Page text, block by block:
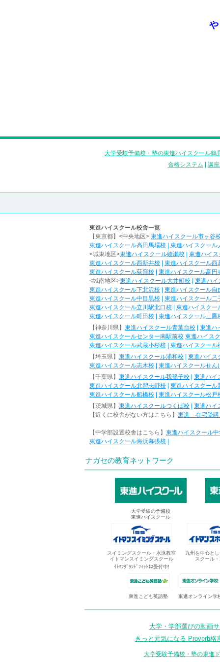
大学受験予備校・塾の東進ハイスクール鶴
合格システム
講
東進ハイスクール校舎一覧
【東京都】<中央地区> 東進ハイスクール市ヶ谷
東進ハイスクール高田馬場校
東進ハイスクール
<城東地区>東進ハイスクール綾瀬校
東進ハイ
東進ハイスクール西新井校
東進ハイスクール西
東進ハイスクール荻窪校
東進ハイスクール高円
<城南地区>東進ハイスクール大井町校
東進ハイ
東進ハイスクール下北沢校
東進ハイスクール自
東進ハイスクール中目黒校
東進ハイスクール二
東進ハイスクール立川駅北口校
東進ハイスクー
東進ハイスクール町田校
東進ハイスクール三鷹
【神奈川県】 東進ハイスクール青葉台校
東進ハ
東進ハイスクールセンター南駅前校 東進ハイス
東進ハイスクール武蔵小杉校
東進ハイスクール
【埼玉県】 東進ハイスクール浦和校
東進ハイス
東進ハイスクール志木校
東進ハイスクールせん
【千葉県】 東進ハイスクール我孫子校
東進ハイ
東進ハイスクール北習志野校
東進ハイスクール
東進ハイスクール船橋校
東進ハイスクール松戸
【茨城県】 東進ハイスクールつくば校
東進ハイ
【近くに校舎がない方はこちら】 東進 在宅受講
【中学部設置校舎はこちら】 東進ハイスクール
東進ハイスクール海浜幕張校
ナガセの教育ネットワーク
大学受験の予備校
東進ハイスクール
スイミングスクール・水泳教室
イトマンスイミングスクール
ｲﾄﾏﾝｸﾞﾗﾝﾄﾞﾌｨｯﾄﾈｽ受付中!
九州を中心と
スクール
東進こども英語塾 東進オンライン学
大学・学部選びの動画
きっと元気になる Proverb格
大学受験予備校・塾の東進